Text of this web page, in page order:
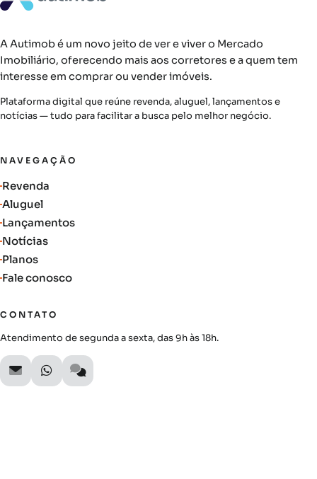
A Autimob é um novo jeito de ver e viver o Mercado
Imobiliário, oferecendo mais aos corretores e a quem tem
interesse em comprar ou vender imóveis.
Plataforma digital que reúne revenda, aluguel, lançamentos e
notícias — tudo para facilitar a busca pelo melhor negócio.
NAVEGAÇÃO
Revenda
Aluguel
Lançamentos
Notícias
Planos
Fale conosco
CONTATO
Atendimento de segunda a sexta, das 9h às 18h.